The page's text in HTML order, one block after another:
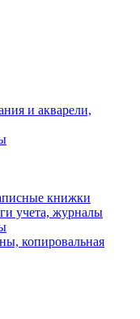
и акварели,
книжки
учета, журналы
копировальная